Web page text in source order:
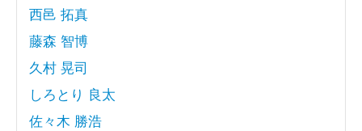
西邑 拓真
藤森 智博
久村 晃司
しろとり 良太
佐々木 勝浩